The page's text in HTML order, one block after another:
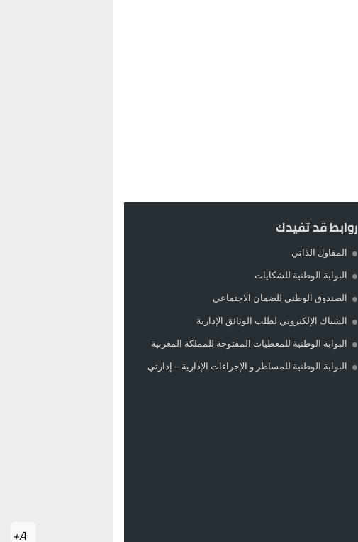
روابط قد تفيدك
المقاول الذاتي
البوابة الوطنية للشكايات
الصندوق الوطني للضمان الاجتماعي
الشباك الإلكتروني لطلب الوثائق الإدارية
البوابة الوطنية للمعطيات المفتوحة للمملكة المغربية
البوابة الوطنية للمساطر و الإجراءات الإدارية – إدارتي
A+